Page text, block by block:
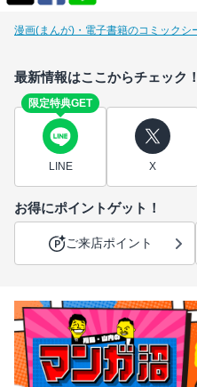
漫画(まんが)・電子書籍のコミックシ
最新情報はここからチェック！
限定特典GET
LINE X
お得にポイントゲット！
ご来店ポイント